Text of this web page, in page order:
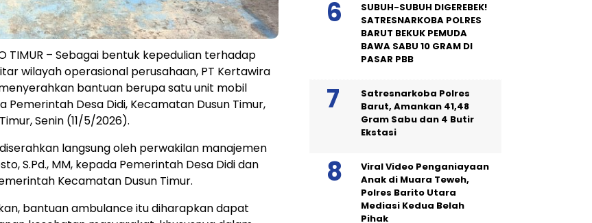
TIMUR – Sebagai bentuk kepedulian terhadap
wilayah operasional perusahaan, PT Kertawira
bantuan berupa satu unit mobil
Pemerintah Desa Didi, Kecamatan Dusun Timur,
Senin (11/5/2026).
langsung oleh perwakilan manajemen
S.Pd., MM, kepada Pemerintah Desa Didi dan
Kecamatan Dusun Timur.
bantuan ambulance itu diharapkan dapat
SUBUH-SUBUH DIGEREBEK!
SATRESNARKOBA POLRES
BARUT BEKUK PEMUDA
BAWA SABU 10 GRAM DI
PASAR PBB
Satresnarkoba Polres
Barut, Amankan 41,48
Gram Sabu dan 4 Butir
Ekstasi
Viral Video Penganiayaan
Anak di Muara Teweh,
Polres Barito Utara
Mediasi Kedua Belah
Pihak